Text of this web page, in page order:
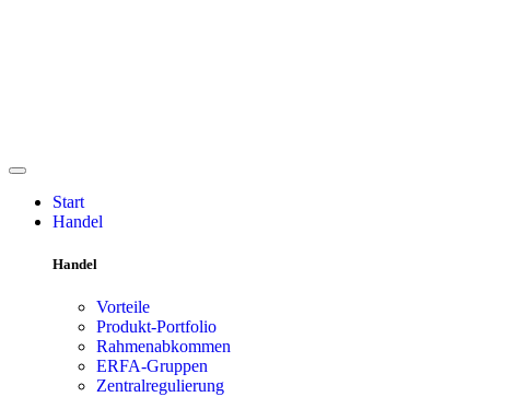
Start
Handel
Handel
Vorteile
Produkt-Portfolio
Rahmenabkommen
ERFA-Gruppen
Zentralregulierung